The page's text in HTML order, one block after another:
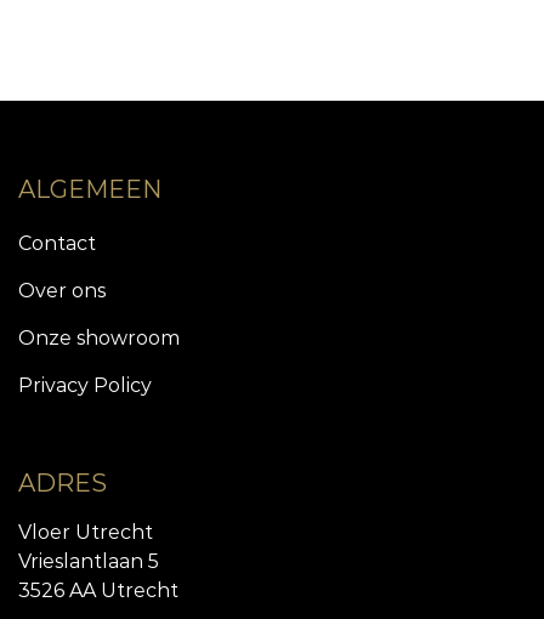
ALGEMEEN
Contact
Over ons
Onze showroom
Privacy Policy
ADRES
Vloer Utrecht
Vrieslantlaan 5
3526 AA Utrecht